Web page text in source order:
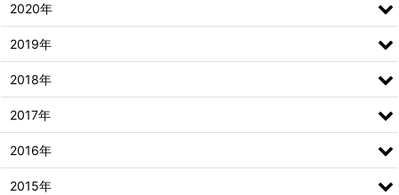
2020年
2019年
2018年
2017年
2016年
2015年